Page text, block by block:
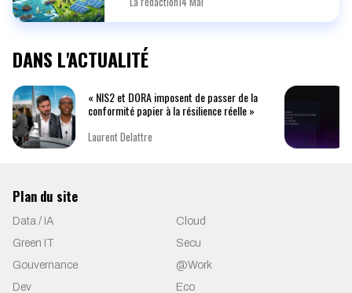
DANS L'ACTUALITÉ
« NIS2 et DORA imposent de passer de la
conformité papier à la résilience réelle »
Laurent Delattre
Plan du site
Data / IA
Cloud
Green IT
Secu
Gouvernance
@Work
Dev
Eco